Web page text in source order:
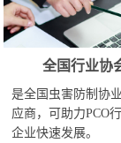
全国行业协
是全国虫害防制协
应商，可助力PCO
企业快速发展。